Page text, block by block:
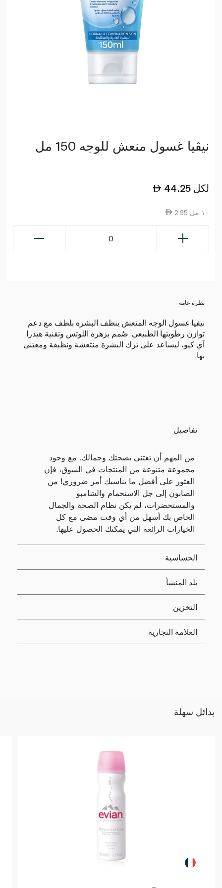
نيڤيا غسول منعش للوجه 150 مل
44.25 لكل
2.95 ١٠ مل
0
نظرة عامة
نيفيا غسول الوجه المنعش ينظف البشرة بلطف مع دعم
توازن رطوبتها الطبيعي. صُمم بزهرة اللوتس وتقنية هيدرا
آي كيو، ليساعد على ترك البشرة منتعشة ونظيفة ومعتنى
بها.
تفاصيل
من المهم أن تعتني بصحتك وجمالك. مع وجود
مجموعة متنوعة من المنتجات في السوق، فإن
العثور على أفضل ما يناسبك أمر ضروري! من
الصابون إلى جل الاستحمام والشامبو
والمستحضرات، لم يكن نظام الصحة والجمال
الخاص بك أسهل من أي وقت مضى مع كل
الخيارات الرائعة التي يمكنك الحصول عليها.
الحساسية
بلد المنشأ
التخزين
العلامة التجارية
بدائل سهلة